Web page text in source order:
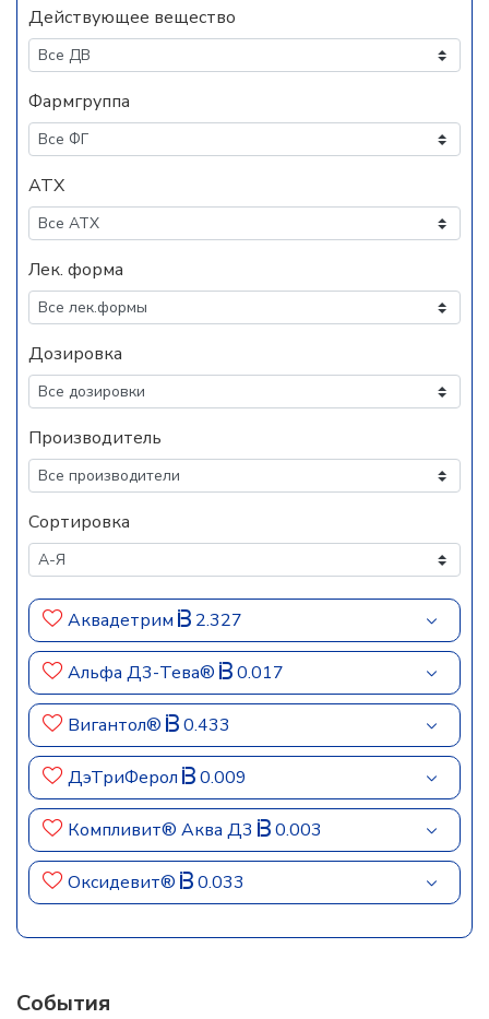
Действующее вещество
Фармгруппа
АТХ
Лек. форма
Дозировка
Производитель
Сортировка
Аквадетрим 2.327
Альфа Д3-Тева® 0.017
Вигантол® 0.433
ДэТриФерол 0.009
Компливит® Аква Д3 0.003
Оксидевит® 0.033
События